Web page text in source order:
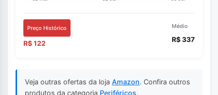
Preço Histórico
R$ 122
Médio
R$ 337
Veja outras ofertas da loja Amazon. Confira outros
produtos da categoria Periféricos.